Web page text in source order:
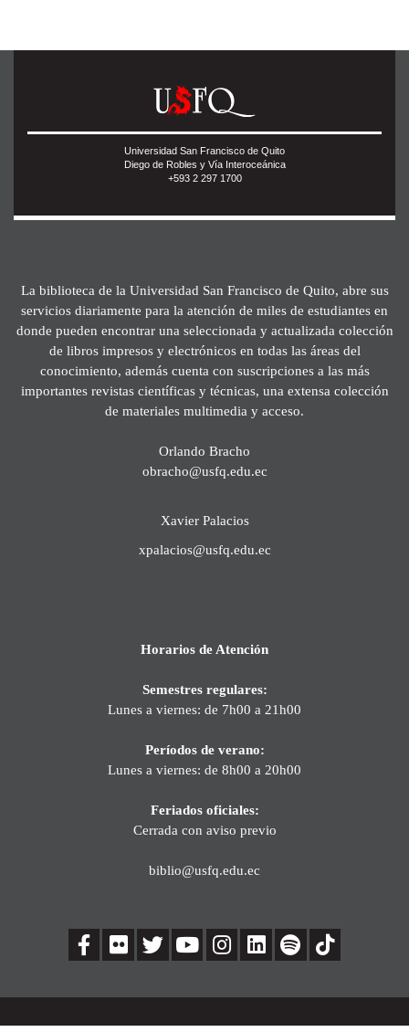
Universidad San Francisco de Quito
Diego de Robles y Vía Interoceánica
+593 2 297 1700
La biblioteca de la Universidad San Francisco de Quito, abre sus
servicios diariamente para la atención de miles de estudiantes en
donde pueden encontrar una seleccionada y actualizada colección
de libros impresos y electrónicos en todas las áreas del
conocimiento, además cuenta con suscripciones a las más
importantes revistas científicas y técnicas, una extensa colección
de materiales multimedia y acceso.
Orlando Bracho
obracho@usfq.edu.ec
Xavier Palacios
xpalacios@usfq.edu.ec
Horarios de Atención
Semestres regulares:
Lunes a viernes: de 7h00 a 21h00
Períodos de verano:
Lunes a viernes: de 8h00 a 20h00
Feriados oficiales:
Cerrada con aviso previo
biblio@usfq.edu.ec